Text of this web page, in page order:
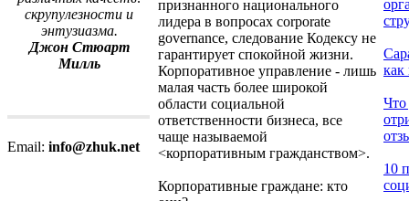
скрупулезности и
энтузиазма.
Джон Стюарт
Милль
Email: info@zhuk.net
признанного национального
лидера в вопросах corporate
governance, следование Кодексу не
гарантирует спокойной жизни.
Корпоративное управление - лишь
малая часть более широкой
области социальной
ответственности бизнеса, все
чаще называемой
<корпоративным гражданством>.
Корпоративные граждане: кто
как
Что
10